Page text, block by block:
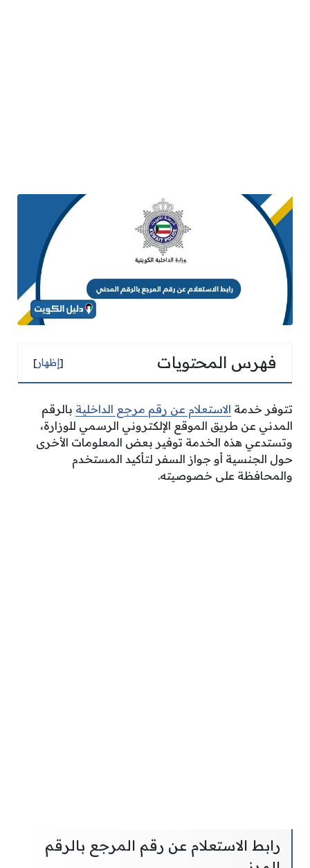
فهرس المحتويات [إظهار]
تتوفر خدمة الاستعلام عن رقم مرجع الداخلية بالرقم
المدني عن طريق الموقع الإلكتروني الرسمي للوزارة،
وتستدعي هذه الخدمة توفير بعض المعلومات الأخرى
حول الجنسية أو جواز السفر لتأكيد المستخدم
والمحافظة على خصوصيته.
رابط الاستعلام عن رقم المرجع بالرقم